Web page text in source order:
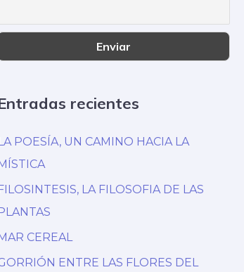
recientes
LA POESÍA, UN CAMINO HACIA LA
MÍSTICA
FILOSINTESIS, LA FILOSOFIA DE LAS
PLANTAS
MAR CEREAL
ENTRE LAS FLORES DEL